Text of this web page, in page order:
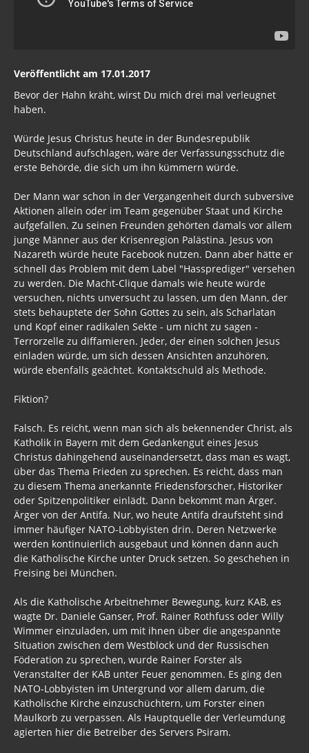
Trump, Putin, Xi und die Fliehkräfte
Tod der Tartarie
Wikileaks Daten
Bücher pdf
BRD / Deutschland
Faschisten heute / Mittäter
Die Kosten der Zuwanderung in die BRD
Bildungsmisere
Krankes Deutschland
Lügenpresse / Lückenpresse
Hartz IV
BRD
BRDDR 2017
Wahl 2017
Gesetze BRD
BRDDR 2016
BRD von Holger Mensch
GEZ
Merkel
SPD
Bündnis90/Die Grünen
Veröffentlicht am 17.01.2017
Bevor der Hahn kräht, wirst Du mich drei mal verleugnet
haben.
Würde Jesus Christus heute in der Bundesrepublik
Deutschland aufschlagen, wäre der Verfassungsschutz die
erste Behörde, die sich um ihn kümmern würde.
Der Mann war schon in der Vergangenheit durch subversive
Aktionen allein oder im Team gegenüber Staat und Kirche
aufgefallen. Zu seinen Freunden gehörten damals vor allem
junge Männer aus der Krisenregion Palästina. Jesus von
Nazareth würde heute Facebook nutzen. Dann aber hätte er
schnell das Problem mit dem Label "Hassprediger" versehen
zu werden. Die Macht-Clique damals wie heute würde
versuchen, nichts unversucht zu lassen, um den Mann, der
stets behauptete der Sohn Gottes zu sein, als Scharlatan
und Kopf einer radikalen Sekte - um nicht zu sagen -
Terrorzelle zu diffamieren. Jeder, der einen solchen Jesus
einladen würde, um sich dessen Ansichten anzuhören,
würde ebenfalls geächtet. Kontaktschuld als Methode.
Fiktion?
Falsch. Es reicht, wenn man sich als bekennender Christ, als
Katholik in Bayern mit dem Gedankengut eines Jesus
Christus dahingehend auseinandersetzt, dass man es wagt,
über das Thema Frieden zu sprechen. Es reicht, dass man
zu diesem Thema anerkannte Friedensforscher, Historiker
oder Spitzenpolitiker einlädt. Dann bekommt man Ärger.
Ärger von der Antifa. Nur, wo heute Antifa draufsteht sind
immer häufiger NATO-Lobbyisten drin. Deren Netzwerke
werden kontinuierlich ausgebaut und können dann auch
die Katholische Kirche unter Druck setzen. So geschehen in
Freising bei München.
Als die Katholische Arbeitnehmer Bewegung, kurz KAB, es
wagte Dr. Daniele Ganser, Prof. Rainer Rothfuss oder Willy
Wimmer einzuladen, um mit ihnen über die angespannte
Situation zwischen dem Westblock und der Russischen
Föderation zu sprechen, wurde Rainer Forster als
Veranstalter der KAB unter Feuer genommen. Es ging den
NATO-Lobbyisten im Untergrund vor allem darum, die
Katholische Kirche einzuschüchtern, um Forster einen
Maulkorb zu verpassen. Als Hauptquelle der Verleumdung
agierten hier die Betreiber des Servers Psiram.